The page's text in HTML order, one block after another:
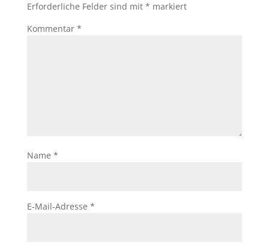
Erforderliche Felder sind mit * markiert
Kommentar *
Name *
E-Mail-Adresse *